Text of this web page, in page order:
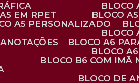
A5 EM RPET
BLOCO
A5 PERSONALIZADO
BLOCO A6
BLOCO
BLOCO B6 COM
BLOCO DE